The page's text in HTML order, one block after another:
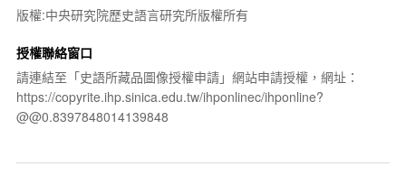
版權:中央研究院歷史語言研究所版權所有
授權聯絡窗口
請連結至「史語所藏品圖像授權申請」網站申請授權，網址：
https://copyrite.ihp.sinica.edu.tw/ihponlinec/ihponline?
@@0.8397848014139848